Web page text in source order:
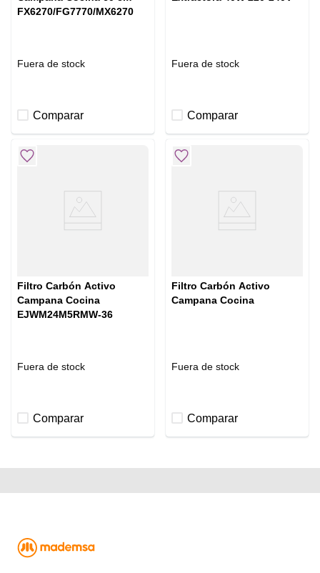
FX6270/FG7770/MX6270
Fuera de stock
Comparar
Fuera de stock
Comparar
Filtro Carbón Activo
Campana Cocina
EJWM24M5RMW-36
Fuera de stock
Comparar
Filtro Carbón Activo
Campana Cocina
Fuera de stock
Comparar